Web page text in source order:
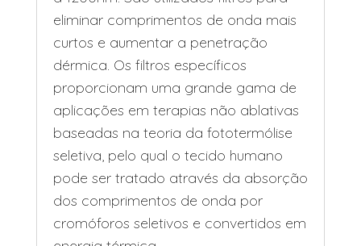
eliminar comprimentos de onda mais
curtos e aumentar a penetração
dérmica. Os filtros específicos
proporcionam uma grande gama de
aplicações em terapias não ablativas
baseadas na teoria da fototermólise
seletiva, pelo qual o tecido humano
pode ser tratado através da absorção
dos comprimentos de onda por
cromóforos seletivos e convertidos em